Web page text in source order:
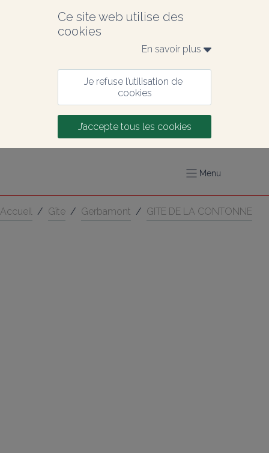
Ce site web utilise des
cookies
En savoir plus
Je refuse l’utilisation de
cookies
J’accepte tous les cookies
Menu
Accueil / Gîte / Gerbamont / GITE DE LA CONTONNE